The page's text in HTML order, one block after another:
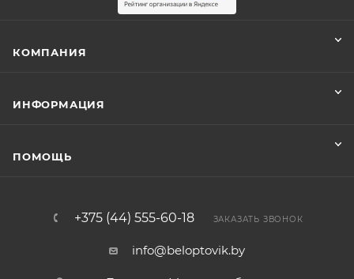
КОМПАНИЯ
ИНФОРМАЦИЯ
ПОМОЩЬ
+375 (44) 555-60-18 ЗАКАЗАТЬ ЗВОНОК
info@beloptovik.by